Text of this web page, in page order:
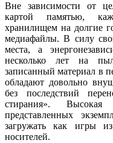
Вне зависимости от
картой памятью,
хранилищем на долгие
медиафайлы. В силу
места, а
несколько лет на
записанный материал в
обладают довольно
без последствий
стирания».
представленных
загружать как игры
носителей.